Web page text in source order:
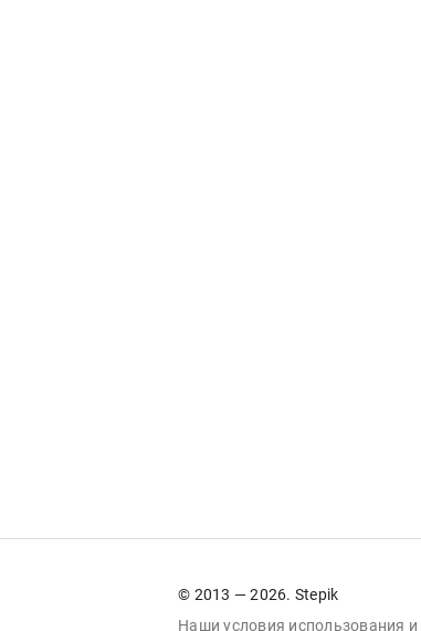
© 2013 — 2026. Stepik
Наши условия использования и